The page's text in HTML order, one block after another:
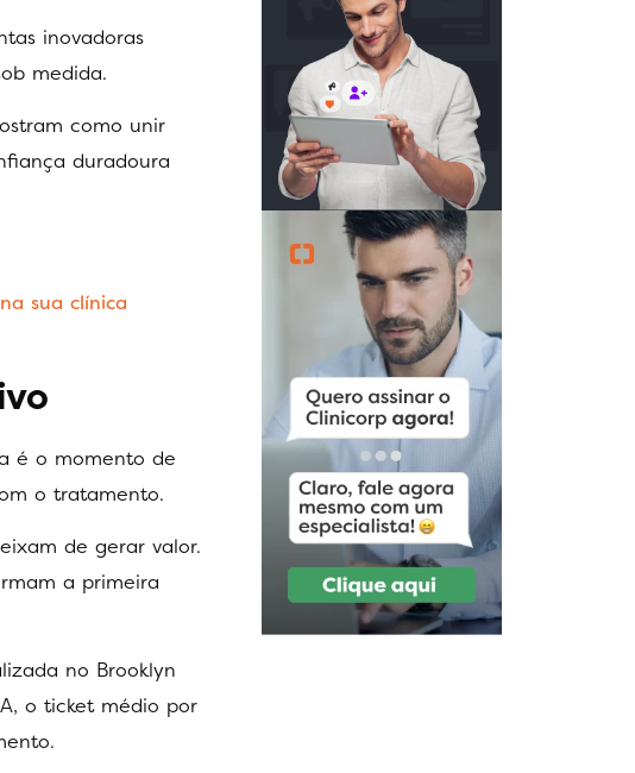
inovadoras
medida.
como unir
duradoura
sua clínica
é o momento de
o tratamento.
de gerar valor.
a primeira
no Brooklyn
o ticket médio por